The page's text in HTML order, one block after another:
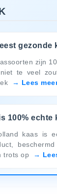
gezonde
zijn
te veel
Lees
100% echte
kaas is
trots op